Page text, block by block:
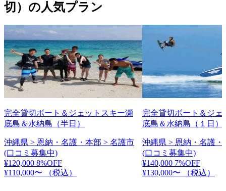
切）の人気プラン
完全貸切ボート＆ジェットスキー瀬
底島＆水納島（半日）
沖縄県 > 恩納・名護・本部 > 名護市
(口コミ募集中)
¥120,000 8%OFF
¥110,000〜
（税込）
完全貸切ボート＆ジェ
底島＆水納島（１日）
沖縄県 > 恩納・名護・
(口コミ募集中)
¥140,000 7%OFF
¥130,000〜
（税込）